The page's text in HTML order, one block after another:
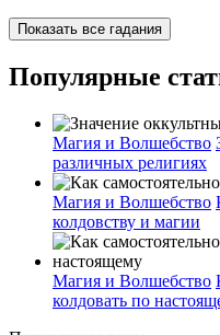
Показать все гадания
Популярные
Магия и Волшебство
различных религиях
Магия и Волшебство
колдовству и магии
Магия и Волшебство
колдовать по